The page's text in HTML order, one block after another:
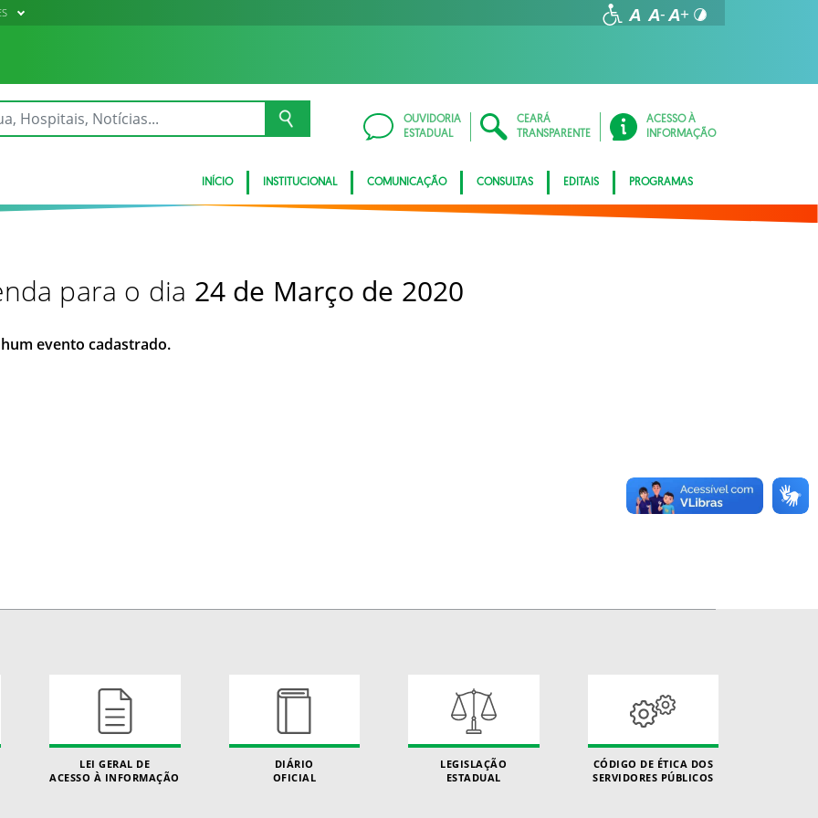
OUVIDORIA
ESTADUAL
CEARÁ
TRANSPARENTE
ACESSO À
INFORMAÇÃO
INÍCIO INSTITUCIONAL COMUNICAÇÃO CONSULTAS EDITAIS PROGRAMAS
para o dia 24 de Março de 2020
evento cadastrado.
LEI GERAL DE
ACESSO À INFORMAÇÃO
DIÁRIO
OFICIAL
LEGISLAÇÃO
ESTADUAL
CÓDIGO DE ÉTICA DOS
SERVIDORES PÚBLICOS